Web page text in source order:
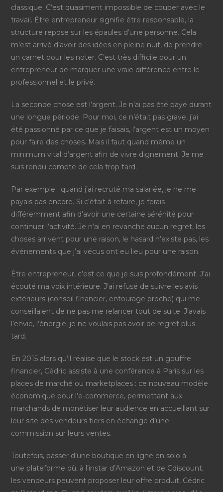
classique. C’est quasiment impossible de couper avec le
travail. Être entrepreneur signifie être responsable, la
structure repose sur les épaules d’une personne. Cela
m’est arrivé d’avoir des idées en pleine nuit, de prendre
un carnet pour les noter. C’est très difficile pour un
entrepreneur de marquer une vraie différence entre le
professionnel et le privé.
La seconde chose est l’argent. Je n’ai pas été payé durant
une longue période. Pour moi, ce n’était pas grave, j’ai
été passionné par ce que je faisais, l’argent est un moyen
pour faire des choses. Mais il faut quand même un
minimum vital d’argent afin de vivre dignement. Je me
suis rendu compte de cela trop tard.
Par exemple : quand j’ai recruté ma salariée, je ne me
payais pas encore. Si c’était à refaire, je ferais
différemment afin d’avoir une certaine sérénité pour
continuer l’activité. Je n’ai en revanche aucun regret, les
choses arrivent pour une raison, le hasard n’existe pas, les
événements que j’ai vécus ont eu lieu pour une raison.
Être entrepreneur, c’est ce que je suis profondément. J’ai
écouté ma voix intérieure. J’ai refusé de suivre les avis
extérieurs (conseil financier, entourage proche) qui me
conseillaient de ne pas me relancer tout de suite. J’avais
l’envie, l’énergie, je ne voulais pas avoir de regret plus
tard.
En 2015 alors qu’il réalise que le stock est un gouffre
financier, Cédric assiste à une conférence à Paris sur les
places de marché ou marketplaces : ce nouveau modèle
économique pour l’e-commerce, permettant aux
marchands de monétiser leur audience en accueillant sur
leur site des vendeurs tiers en échange d’une
commission sur leurs ventes.
Toutefois, passer d’une boutique en ligne en solo à
une plateforme où, à l’instar d’Amazon et de Cdiscount,
les vendeurs peuvent proposer leur offre produit, Cédric